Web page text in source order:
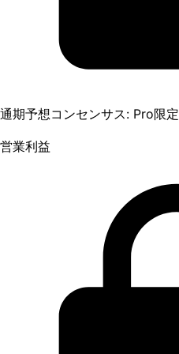
通期予想コンセンサス: Pro限定
営業利益